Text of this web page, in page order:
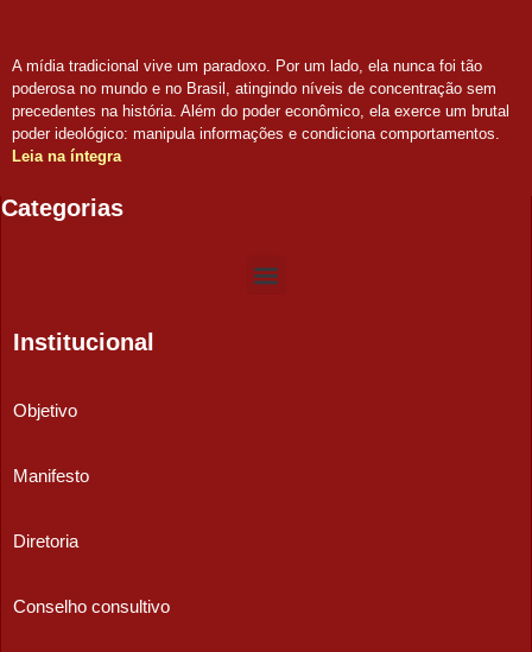
A mídia tradicional vive um paradoxo. Por um lado, ela nunca foi tão
poderosa no mundo e no Brasil, atingindo níveis de concentração sem
precedentes na história. Além do poder econômico, ela exerce um brutal
poder ideológico: manipula informações e condiciona comportamentos.
Leia na íntegra
Categorias
Institucional
Objetivo
Manifesto
Diretoria
Conselho consultivo